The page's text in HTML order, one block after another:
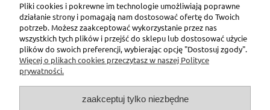
do koszyka
« 1 2 »
Pliki cookies i pokrewne im technologie umożliwiają poprawne
działanie strony i pomagają nam dostosować ofertę do Twoich
potrzeb. Możesz zaakceptować wykorzystanie przez nas
wszystkich tych plików i przejść do sklepu lub dostosować użycie
plików do swoich preferencji, wybierając opcję "Dostosuj zgody".
Więcej o plikach cookies przeczytasz w naszej Polityce
prywatności.
zaakceptuj tylko niezbędne